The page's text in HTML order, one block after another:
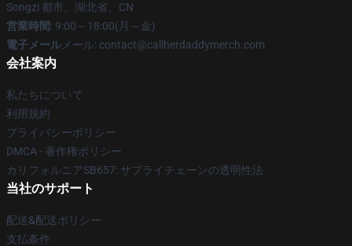
Songzi 都市、湖北省、CN
営業時間: 9:00～18:00(月～金)
電子メール メール: contact@callherdaddymerch.com
会社案内
私たちについて
利用規約
プライバシーポリシー
DMCA - 著作権ポリシー
カリフォルニアSB657: サプライチェーンの透明性法
当社のサポート
配送&配送ポリシー
支払条件